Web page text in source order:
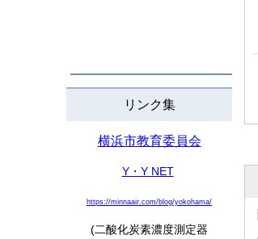
リンク集
横浜市教育委員会
Y・Y NET
https://minnaair.com/blog/yokohama/
(二酸化炭素濃度測定器